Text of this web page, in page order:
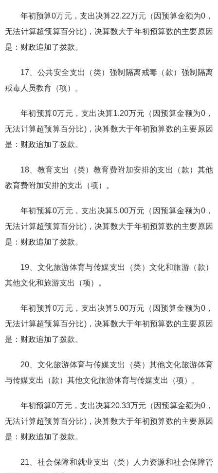
年初预算0万元，支出决算22.22万元（因预算金额为0，
无法计算超预算百分比)，决算数大于年初预算数的主要原因
是：财政追加了拨款。
17、公共安全支出（类）强制隔离戒毒（款）强制隔离
戒毒人员教育（项）。
年初预算0万元，支出决算1.20万元（因预算金额为0，
无法计算超预算百分比)，决算数大于年初预算数的主要原因
是：财政追加了拨款。
18、教育支出（类）教育费附加安排的支出（款）其他
教育费附加安排的支出（项）。
年初预算0万元，支出决算5.00万元（因预算金额为0，
无法计算超预算百分比)，决算数大于年初预算数的主要原因
是：财政追加了拨款。
19、文化旅游体育与传媒支出（类）文化和旅游（款）
其他文化和旅游支出（项）。
年初预算0万元，支出决算5.00万元（因预算金额为0，
无法计算超预算百分比)，决算数大于年初预算数的主要原因
是：财政追加了拨款。
20、文化旅游体育与传媒支出（类）其他文化旅游体育
与传媒支出（款）其他文化旅游体育与传媒支出（项）。
年初预算0万元，支出决算20.33万元（因预算金额为0，
无法计算超预算百分比)，决算数大于年初预算数的主要原因
是：财政追加了拨款。
21、社会保障和就业支出（类）人力资源和社会保障管